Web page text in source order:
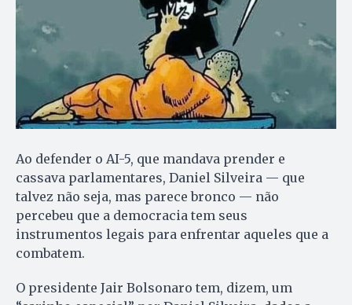
Ao defender o AI-5, que mandava prender e
cassava parlamentares, Daniel Silveira — que
talvez não seja, mas parece bronco — não
percebeu que a democracia tem seus
instrumentos legais para enfrentar aqueles que a
combatem.
O presidente Jair Bolsonaro tem, dizem, um